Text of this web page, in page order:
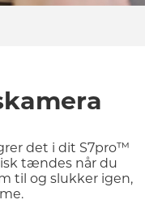
det i dit S7pro™
tændes når du
til og slukker igen,